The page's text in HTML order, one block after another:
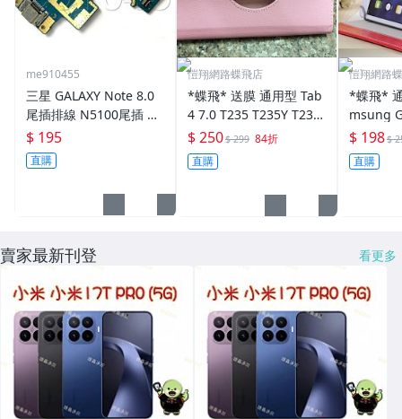
me910455
三星 GALAXY Note 8.0
尾插排線 N5100尾插 小
排線 USB充電接口 充電
孔 USB排線 有現貨
$ 195
直購
愷翔網路蝶飛店
*蝶飛* 送膜 通用型 Tab
4 7.0 T235 T235Y T231
T230 T2397 M-T235Y
保護套
$ 250$ 299 84折
直購
愷翔網路
*蝶飛*
msung
0.1
皮套 可
$ 198$
直購
賣家最新刊登 看更多